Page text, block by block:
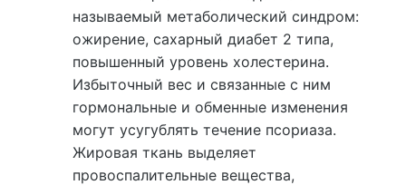
называемый метаболический синдром:
ожирение, сахарный диабет 2 типа,
повышенный уровень холестерина.
Избыточный вес и связанные с ним
гормональные и обменные изменения
могут усугублять течение псориаза.
Жировая ткань выделяет
провоспалительные вещества,